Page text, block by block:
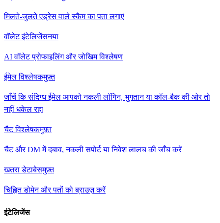
मिलते-जुलते एड्रेस वाले स्कैम का पता लगाएं
वॉलेट इंटेलिजेंसनया
AI वॉलेट प्रोफाइलिंग और जोखिम विश्लेषण
ईमेल विश्लेषकमुफ़्त
जाँचें कि संदिग्ध ईमेल आपको नकली लॉगिन, भुगतान या कॉल-बैक की ओर तो
नहीं धकेल रहा
चैट विश्लेषकमुफ़्त
चैट और DM में दबाव, नकली सपोर्ट या निवेश लालच की जाँच करें
खतरा डेटाबेसमुफ़्त
चिह्नित डोमेन और पतों को ब्राउज़ करें
इंटेलिजेंस